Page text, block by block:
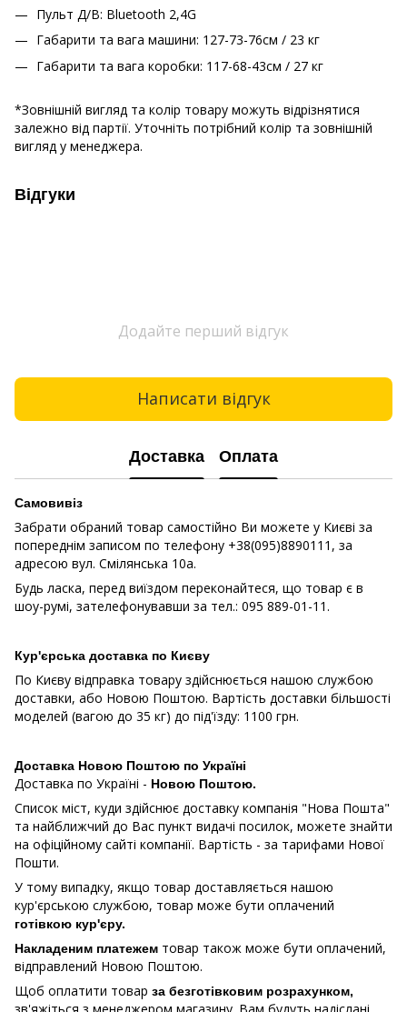
Пульт Д/В: Bluetooth 2,4G
Габарити та вага машини: 127-73-76см / 23 кг
Габарити та вага коробки: 117-68-43см / 27 кг
*Зовнішній вигляд та колір товару можуть відрізнятися
залежно від партії. Уточніть потрібний колір та зовнішній
вигляд у менеджера.
Відгуки
Додайте перший відгук
Написати відгук
Доставка Оплата
Самовивіз
Забрати обраний товар самостійно Ви можете у Києві за
попереднім записом по телефону +38(095)8890111, за
адресою вул. Смілянська 10a.
Будь ласка, перед виїздом переконайтеся, що товар є в
шоу-румі, зателефонувавши за тел.: 095 889-01-11.
Кур'єрська доставка по Києву
По Києву відправка товару здійснюється нашою службою
доставки, або Новою Поштою. Вартість доставки більшості
моделей (вагою до 35 кг) до під'їзду: 1100 грн.
Доставка Новою Поштою по Україні
Доставка по Україні - Новою Поштою.
Список міст, куди здійснює доставку компанія "Нова Пошта"
та найближчий до Вас пункт видачі посилок, можете знайти
на офіційному сайті компанії. Вартість - за тарифами Нової
Пошти.
У тому випадку, якщо товар доставляється нашою
кур'єрською службою, товар може бути оплачений
готівкою кур'єру.
Накладеним платежем товар також може бути оплачений,
відправлений Новою Поштою.
Щоб оплатити товар за безготівковим розрахунком,